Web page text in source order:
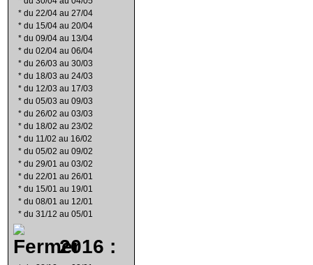
* du 22/04 au 27/04
* du 15/04 au 20/04
* du 09/04 au 13/04
* du 02/04 au 06/04
* du 26/03 au 30/03
* du 18/03 au 24/03
* du 12/03 au 17/03
* du 05/03 au 09/03
* du 26/02 au 03/03
* du 18/02 au 23/02
* du 11/02 au 16/02
* du 05/02 au 09/02
* du 29/01 au 03/02
* du 22/01 au 26/01
* du 15/01 au 19/01
* du 08/01 au 12/01
* du 31/12 au 05/01
2016 :